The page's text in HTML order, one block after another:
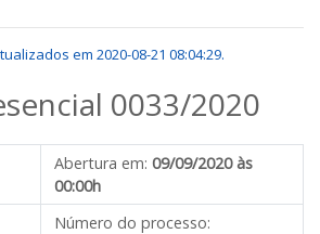
em 2020-08-21 08:04:29.
0033/2020
Abertura em: 09/09/2020 às
00:00h
Número do processo: